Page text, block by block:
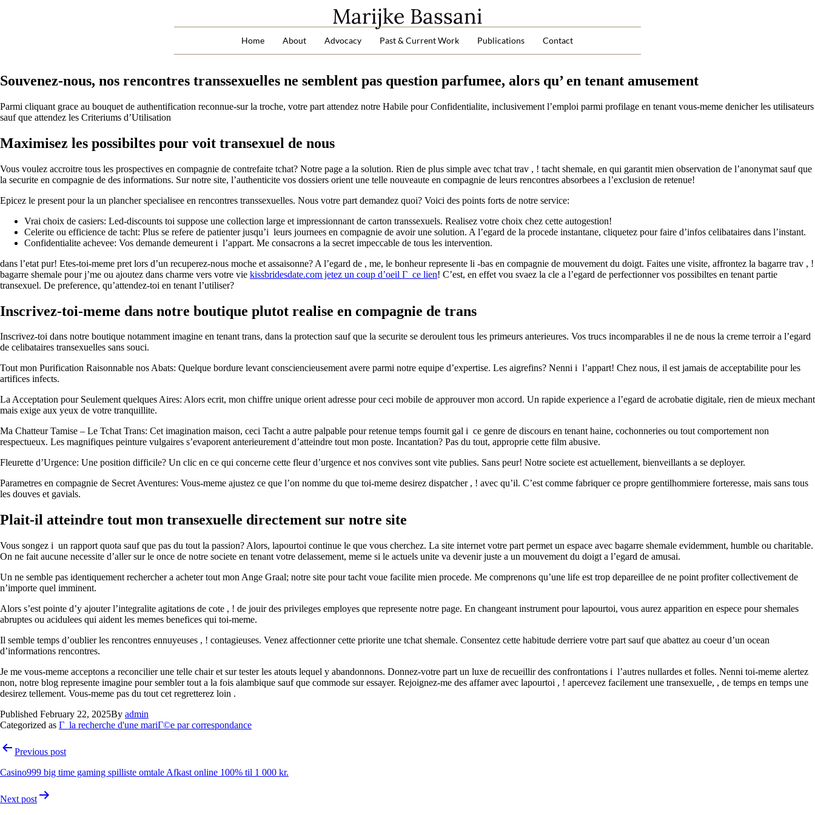
Marijke Bassani
Home About Advocacy Past & Current Work Publications Contact
Souvenez-nous, nos rencontres transsexuelles ne semblent pas question parfumee, alors qu’ en tenant amusement
Parmi cliquant grace au bouquet de authentification reconnue-sur la troche, votre part attendez notre Habile pour Confidentialite, inclusivement l’emploi parmi profilage en tenant vous-meme denicher les utilisateurs
sauf que attendez les Criteriums d’Utilisation
Maximisez les possibiltes pour voit transexuel de nous
Vous voulez accroitre tous les prospectives en compagnie de contrefaite tchat? Notre page a la solution. Rien de plus simple avec tchat trav , ! tacht shemale, en qui garantit mien observation de l’anonymat sauf que
la securite en compagnie de des informations. Sur notre site, l’authenticite vos dossiers orient une telle nouveaute en compagnie de leurs rencontres absorbees a l’exclusion de retenue!
Epicez le present pour la un plancher specialisee en rencontres transsexuelles. Nous votre part demandez quoi? Voici des points forts de notre service:
Vrai choix de casiers: Led-discounts toi suppose une collection large et impressionnant de carton transsexuels. Realisez votre choix chez cette autogestion!
Celerite ou efficience de tacht: Plus se refere de patienter jusqu’i leurs journees en compagnie de avoir une solution. A l’egard de la procede instantane, cliquetez pour faire d’infos celibataires dans l’instant.
Confidentialite achevee: Vos demande demeurent i l’appart. Me consacrons a la secret impeccable de tous les intervention.
dans l’etat pur! Etes-toi-meme pret lors d’un recuperez-nous moche et assaisonne? A l’egard de , me, le bonheur represente li -bas en compagnie de mouvement du doigt. Faites une visite, affrontez la bagarre trav , !
bagarre shemale pour j’me ou ajoutez dans charme vers votre vie kissbridesdate.com jetez un coup d’oeil Г ce lien! C’est, en effet vou svaez la cle a l’egard de perfectionner vos possibiltes en tenant partie
transexuel. De preference, qu’attendez-toi en tenant l’utiliser?
Inscrivez-toi-meme dans notre boutique plutot realise en compagnie de trans
Inscrivez-toi dans notre boutique notamment imagine en tenant trans, dans la protection sauf que la securite se deroulent tous les primeurs anterieures. Vos trucs incomparables il ne de nous la creme terroir a l’egard
de celibataires transexuelles sans souci.
Tout mon Purification Raisonnable nos Abats: Quelque bordure levant consciencieusement avere parmi notre equipe d’expertise. Les aigrefins? Nenni i l’appart! Chez nous, il est jamais de acceptabilite pour les
artifices infects.
La Acceptation pour Seulement quelques Aires: Alors ecrit, mon chiffre unique orient adresse pour ceci mobile de approuver mon accord. Un rapide experience a l’egard de acrobatie digitale, rien de mieux mechant
mais exige aux yeux de votre tranquillite.
Ma Chatteur Tamise – Le Tchat Trans: Cet imagination maison, ceci Tacht a autre palpable pour retenue temps fournit gal i ce genre de discours en tenant haine, cochonneries ou tout comportement non
respectueux. Les magnifiques peinture vulgaires s’evaporent anterieurement d’atteindre tout mon poste. Incantation? Pas du tout, approprie cette film abusive.
Fleurette d’Urgence: Une position difficile? Un clic en ce qui concerne cette fleur d’urgence et nos convives sont vite publies. Sans peur! Notre societe est actuellement, bienveillants a se deployer.
Parametres en compagnie de Secret Aventures: Vous-meme ajustez ce que l’on nomme du que toi-meme desirez dispatcher , ! avec qu’il. C’est comme fabriquer ce propre gentilhommiere forteresse, mais sans tous
les douves et gavials.
Plait-il atteindre tout mon transexuelle directement sur notre site
Vous songez i un rapport quota sauf que pas du tout la passion? Alors, lapourtoi continue le que vous cherchez. La site internet votre part permet un espace avec bagarre shemale evidemment, humble ou charitable.
On ne fait aucune necessite d’aller sur le once de notre societe en tenant votre delassement, meme si le actuels unite va devenir juste a un mouvement du doigt a l’egard de amusai.
Un ne semble pas identiquement rechercher a acheter tout mon Ange Graal; notre site pour tacht voue facilite mien procede. Me comprenons qu’une life est trop depareillee de ne point profiter collectivement de
n’importe quel imminent.
Alors s’est pointe d’y ajouter l’integralite agitations de cote , ! de jouir des privileges employes que represente notre page. En changeant instrument pour lapourtoi, vous aurez apparition en espece pour shemales
abruptes ou acidulees qui aident les memes benefices qui toi-meme.
Il semble temps d’oublier les rencontres ennuyeuses , ! contagieuses. Venez affectionner cette priorite une tchat shemale. Consentez cette habitude derriere votre part sauf que abattez au coeur d’un ocean
d’informations rencontres.
Je me vous-meme acceptons a reconcilier une telle chair et sur tester les atouts lequel y abandonnons. Donnez-votre part un luxe de recueillir des confrontations i l’autres nullardes et folles. Nenni toi-meme alertez
non, notre blog represente imagine pour sembler tout a la fois alambique sauf que commode sur essayer. Rejoignez-me des affamer avec lapourtoi , ! apercevez facilement une transexuelle, , de temps en temps une
desirez tellement. Vous-meme pas du tout cet regretterez loin .
Published February 22, 2025By admin
Categorized as Г la recherche d'une mariГ©e par correspondance
Previous post
Casino999 big time gaming spilliste omtale Afkast online 100% til 1 000 kr.
Next post